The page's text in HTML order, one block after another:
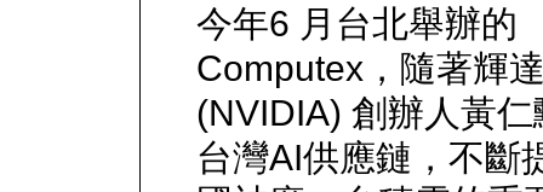
今年6 月台北舉辦的
Computex，隨著輝
(NVIDIA) 創辦人黃
台灣AI供應鏈，不斷